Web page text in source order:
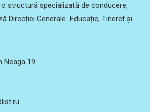
structură specializată de conducere,
Direcției Generale Educație, Tineret și
Neaga 19